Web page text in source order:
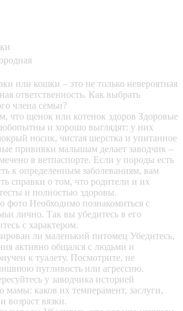
или кошки – это не только невероятная
ответственность. Как выбрать
члена семьи?
что щенок или котенок здоров Здоровые
и хорошо выглядят: у них
носик, чистая шерстка и упитанное
прививки малышам делает заводчик –
в ветпаспорте. Если у породы есть
к определенным заболеваниям, вам
справки о том, что родители и их
и полностью здоровы.
фото Необходимо познакомиться с
лично. Так вы убедитесь в его
с характером.
ли маленький питомец Убедитесь,
активно общался с людьми и
к туалету. Посмотрите, не
пугливость или агрессию.
у заводчика историей
мамы: каков их темперамент, заслуги,
возраст вязки.